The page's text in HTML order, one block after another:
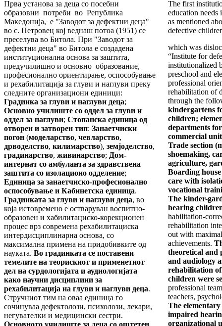
Прва установа за деца со посебни
образовни потреби во Република
Македонија, е "Заводот за дефектни деца"
во с. Петровец кој веднаш потоа (1951) се
преселува во Битола. При "Заводот за
дефектни деца" во Битола е создадена
институционална основа за заштита,
предучилишно и основно образование,
професионално ориентирање, оспособување
и рехабилитација за глуви и наглуви преку
следните организациони единици:
Градинка за глуви и наглуви деца;
Основно училиште со оддел за глуви и
оддел за наглуви; Стопанска единица од
отворен и затворен тип: Занаетчиски
погон (моделарство, чевларство,
дрводелство, килимарство), земјоделство,
градинарство, живинарство; Дом-
интернат со амбуланта за здравствена
заштита со изолационо одделение;
Единица за занаетчиско-професионално
оспособување и Кабинетска единица.
Градинката за глуви и наглуви деца, во
која истовремено е остваруван воспитно-
образовен и хабилитациско-корекционен
процес врз современа рехабилитациска
интердисциплинарна основа, со
максимална примена на придобивките од
науката. Во градинката се поставени
темелите на теорискиот и применетиот
дел на сурдологијата и аудиологијата
како научни дисциплини за
рехабилитација на глуви и наглуви деца.
Стручниот тим на оваа единица го
сочинуваа дефектолози, психолози, лекари,
негувателки и медицински сестри.
The first
education
as mentioned
defective
which was
“Institute for
institutionalized
preschool and
professional
rehabilitation of
through the
kindergartens
children;
departments
commercial
Trade section
shoemaking,
agriculture,
Boarding
care with
vocational
The kinder-
hearing
habilitation-
rehabilitation
out with
achievements.
theoretical and
and audiology
rehabilitation
children were
professional
teachers,
The
impaired
organizational